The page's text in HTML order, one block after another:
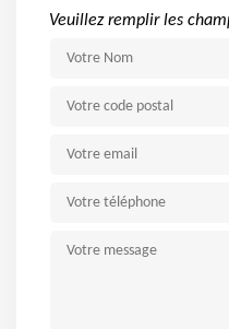
Veuillez remplir les